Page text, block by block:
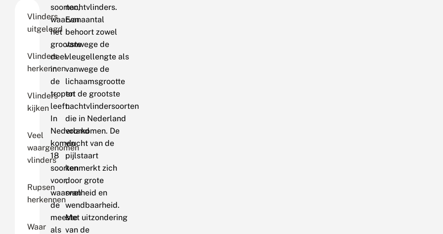
Vlinders
uitgelegd
Vlinders
herkennen
Vlinders
kijken
Veel
waargenomen
vlinders
Rupsen
herkennen
Waar
soorten,
waarvan
het
grootste
deel
in
de
tropen
leeft.
In
Nederland
komen
18
soorten
voor,
waarvan
de
meeste
als
nachtvlinders.
Een aantal
behoort zowel
vanwege de
vleugellengte als
vanwege de
lichaamsgrootte
tot de grootste
nachtvlindersoorten
die in Nederland
voorkomen. De
vlucht van de
pijlstaart
kenmerkt zich
door grote
snelheid en
wendbaarheid.
Met uitzondering
van de